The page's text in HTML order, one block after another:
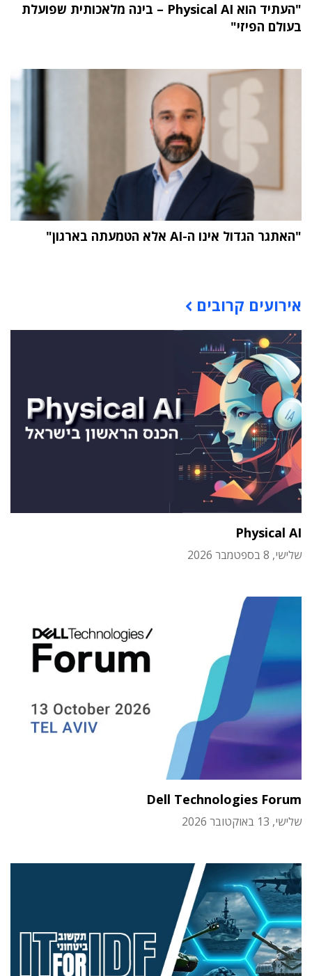
"העתיד הוא Physical AI – בינה מלאכותית שפועלת
בעולם הפיזי"
"האתגר הגדול אינו ה-AI אלא הטמעתה בארגון"
אירועים קרובים
Physical AI
שלישי, 8 בספטמבר 2026
Dell Technologies Forum
שלישי, 13 באוקטובר 2026